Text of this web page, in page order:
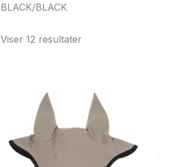
BLACK/BLACK
Viser 12 resultater